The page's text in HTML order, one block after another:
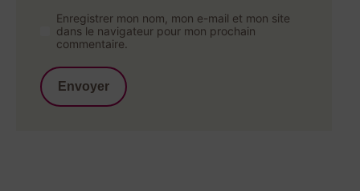
Enregistrer mon nom, mon e-mail et mon site
dans le navigateur pour mon prochain
commentaire.